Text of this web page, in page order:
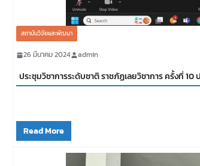
สถาบันวิจัยและพัฒนา
26 มีนาคม 2024 admin
ประชุมวิชาการระดับชาติ ราชภัฏเลยวิชาการ ครั้งที่ 10
Read More